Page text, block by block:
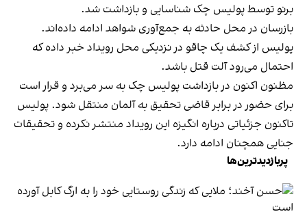
برنو توسط پولیس چک شناسایی و بازداشت شد.
بازرسان در محل حادثه به جمع‌آوری شواهد ادامه داده‌اند.
پولیس از کشف یک چاقو در نزدیکی محل رویداد خبر داده که
احتمال می‌رود آلت قتل باشد.
مظنون اکنون در بازداشت پولیس چک به سر می‌برد و قرار است
برای حضور در برابر قاضی تحقیق به آلمان منتقل شود. پولیس
تاکنون جزئیاتی درباره انگیزه این رویداد منتشر نکرده و تحقیقات
جنایی همچنان ادامه دارد.
پربازدیدترین‌ها